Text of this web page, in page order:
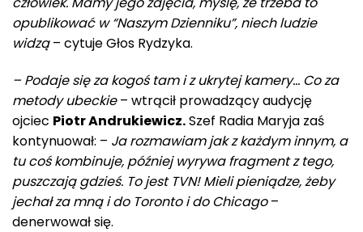
opublikować w “Naszym Dzienniku”, niech ludzie
widzą– cytuje Głos Rydzyka.
– Podaje się za kogoś tam i z ukrytej kamery… Co za
metody ubeckie– wtrącił prowadzący audycję
ojciec Piotr Andrukiewicz.Szef Radia Maryja zaś
kontynuował: – Ja rozmawiam jak z każdym innym, a
tu coś kombinuje, później wyrywa fragment z tego,
puszczają gdzieś. To jest TVN! Mieli pieniądze, żeby
jechał za mną i do Toronto i do Chicago–
denerwował się.